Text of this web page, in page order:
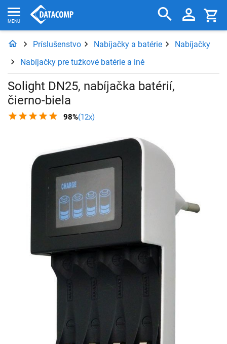
Príslušenstvo Nabíjačky a batérie
Nabíjačky
Nabíjačky pre tužkové batérie a iné
Solight DN25, nabíjačka batérií,
čierno-biela
98%(12x)